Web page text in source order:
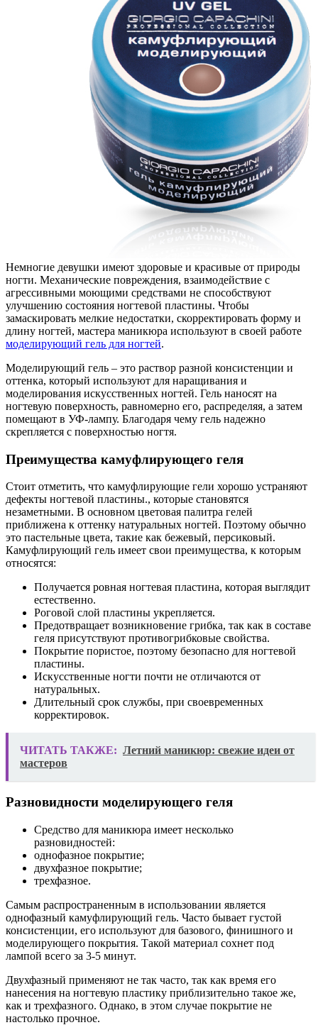
Немногие девушки имеют здоровые и красивые от природы
ногти. Механические повреждения, взаимодействие с
агрессивными моющими средствами не способствуют
улучшению состояния ногтевой пластины. Чтобы
замаскировать мелкие недостатки, скорректировать форму и
длину ногтей, мастера маникюра используют в своей работе
моделирующий гель для ногтей.
Моделирующий гель – это раствор разной консистенции и
оттенка, который используют для наращивания и
моделирования искусственных ногтей. Гель наносят на
ногтевую поверхность, равномерно его, распределяя, а затем
помещают в УФ-лампу. Благодаря чему гель надежно
скрепляется с поверхностью ногтя.
Преимущества камуфлирующего геля
Стоит отметить, что камуфлирующие гели хорошо устраняют
дефекты ногтевой пластины., которые становятся
незаметными. В основном цветовая палитра гелей
приближена к оттенку натуральных ногтей. Поэтому обычно
это пастельные цвета, такие как бежевый, персиковый.
Камуфлирующий гель имеет свои преимущества, к которым
относятся:
Получается ровная ногтевая пластина, которая выглядит
естественно.
Роговой слой пластины укрепляется.
Предотвращает возникновение грибка, так как в составе
геля присутствуют противогрибковые свойства.
Покрытие пористое, поэтому безопасно для ногтевой
пластины.
Искусственные ногти почти не отличаются от
натуральных.
Длительный срок службы, при своевременных
корректировок.
ЧИТАТЬ ТАКЖЕ: Летний маникюр: свежие идеи от
мастеров
Разновидности моделирующего геля
Средство для маникюра имеет несколько
разновидностей:
однофазное покрытие;
двухфазное покрытие;
трехфазное.
Самым распространенным в использовании является
однофазный камуфлирующий гель. Часто бывает густой
консистенции, его используют для базового, финишного и
моделирующего покрытия. Такой материал сохнет под
лампой всего за 3-5 минут.
Двухфазный применяют не так часто, так как время его
нанесения на ногтевую пластику приблизительно такое же,
как и трехфазного. Однако, в этом случае покрытие не
настолько прочное.